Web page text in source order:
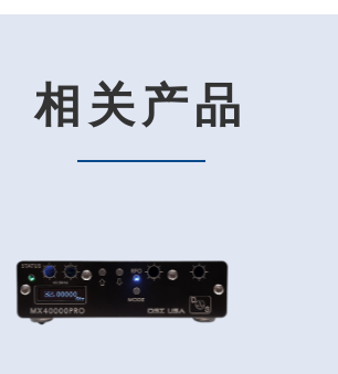
相关产品